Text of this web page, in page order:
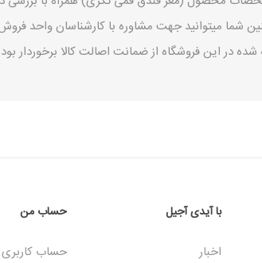
شما میتوانید جهت مشاوره با کارشناسان واحد فروش
در این فروشگاه از ضمانت اصالت کالا برخوردار بوده
با آیدی آجیل
اخبار
حساب من
حساب